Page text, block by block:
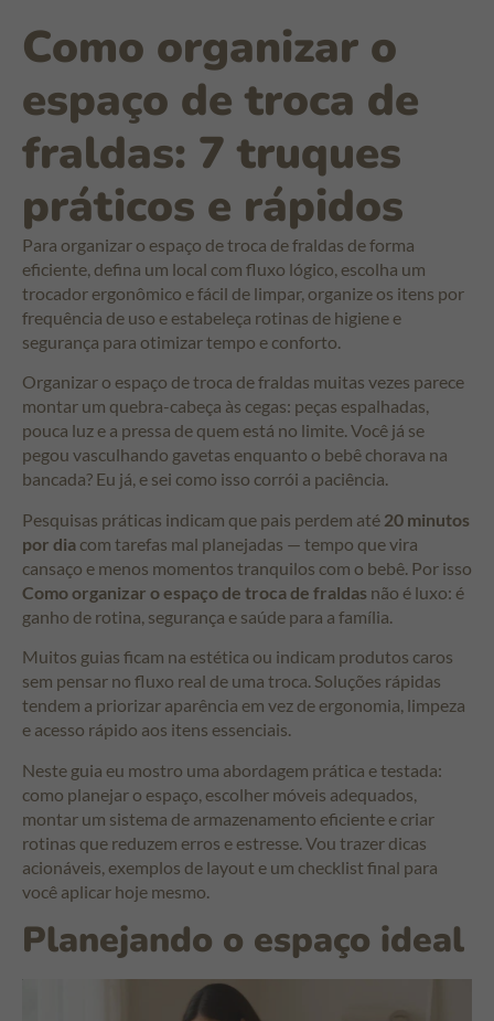
Como organizar o
espaço de troca de
fraldas: 7 truques
práticos e rápidos
Para organizar o espaço de troca de fraldas de forma
eficiente, defina um local com fluxo lógico, escolha um
trocador ergonômico e fácil de limpar, organize os itens por
frequência de uso e estabeleça rotinas de higiene e
segurança para otimizar tempo e conforto.
Organizar o espaço de troca de fraldas muitas vezes parece
montar um quebra-cabeça às cegas: peças espalhadas,
pouca luz e a pressa de quem está no limite. Você já se
pegou vasculhando gavetas enquanto o bebê chorava na
bancada? Eu já, e sei como isso corrói a paciência.
Pesquisas práticas indicam que pais perdem até 20 minutos
por dia com tarefas mal planejadas — tempo que vira
cansaço e menos momentos tranquilos com o bebê. Por isso
Como organizar o espaço de troca de fraldas não é luxo: é
ganho de rotina, segurança e saúde para a família.
Muitos guias ficam na estética ou indicam produtos caros
sem pensar no fluxo real de uma troca. Soluções rápidas
tendem a priorizar aparência em vez de ergonomia, limpeza
e acesso rápido aos itens essenciais.
Neste guia eu mostro uma abordagem prática e testada:
como planejar o espaço, escolher móveis adequados,
montar um sistema de armazenamento eficiente e criar
rotinas que reduzem erros e estresse. Vou trazer dicas
acionáveis, exemplos de layout e um checklist final para
você aplicar hoje mesmo.
Planejando o espaço ideal